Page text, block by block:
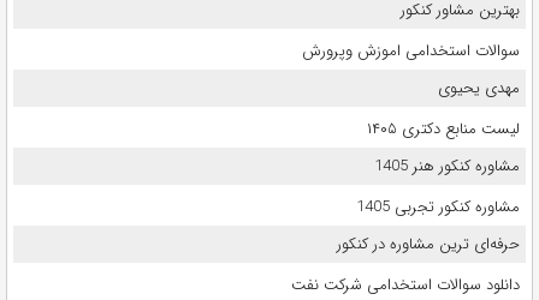
بهترین مشاور کنکور
سوالات استخدامی اموزش وپرورش
مهدی یحیوی
لیست منابع دکتری ۱۴۰۵
مشاوره کنکور هنر 1405
مشاوره کنکور تجربی 1405
حرفه‌ای ترین مشاوره در کنکور
دانلود سوالات استخدامی شرکت نفت